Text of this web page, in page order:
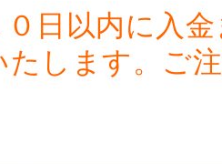
０日以内に入
たします。ご